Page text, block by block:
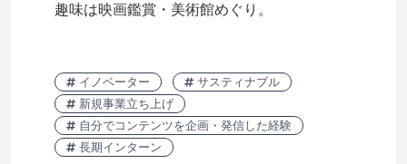
趣味は映画鑑賞・美術館めぐり。
イノベーター
サスティナブル
新規事業立ち上げ
自分でコンテンツを企画・発信した経験
長期インターン